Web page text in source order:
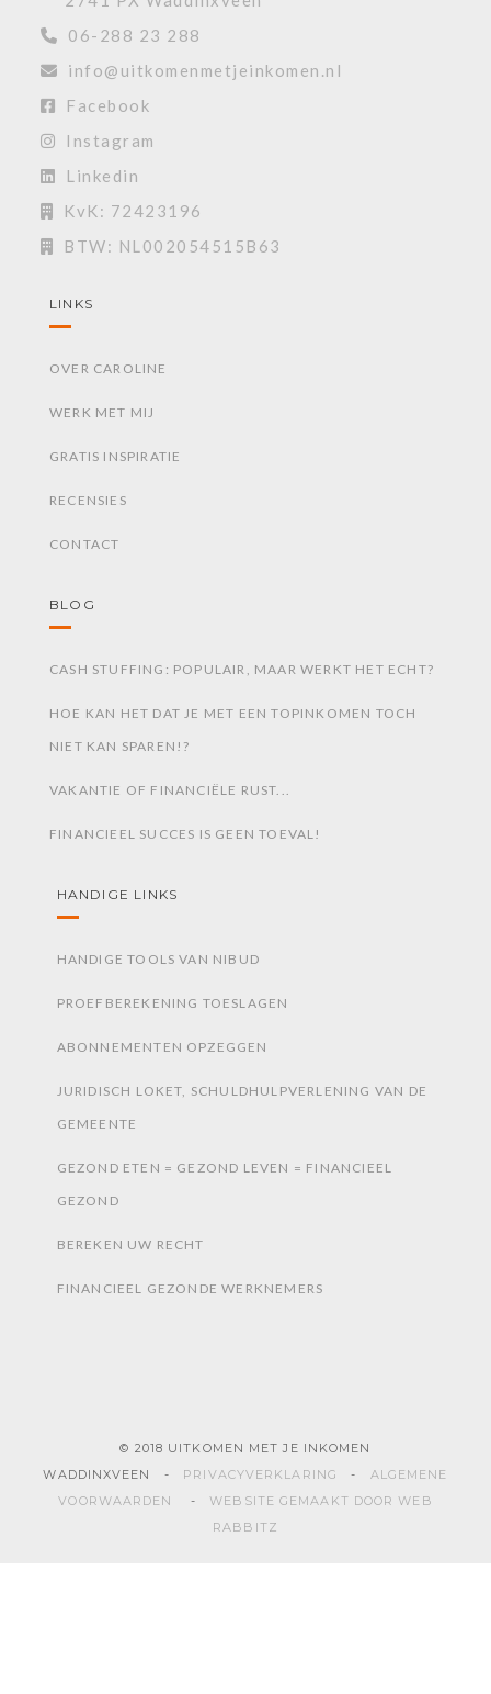
06-288 23 288
info@uitkomenmetjeinkomen.nl
Facebook
Instagram
Linkedin
KvK: 72423196
BTW: NL002054515B63
LINKS
OVER CAROLINE
WERK MET MIJ
GRATIS INSPIRATIE
RECENSIES
CONTACT
BLOG
CASH STUFFING: POPULAIR, MAAR WERKT HET ECHT?
HOE KAN HET DAT JE MET EEN TOPINKOMEN TOCH
NIET KAN SPAREN!?
VAKANTIE OF FINANCIËLE RUST...
FINANCIEEL SUCCES IS GEEN TOEVAL!
HANDIGE LINKS
HANDIGE TOOLS VAN NIBUD
PROEFBEREKENING TOESLAGEN
ABONNEMENTEN OPZEGGEN
JURIDISCH LOKET, SCHULDHULPVERLENING VAN DE
GEMEENTE
GEZOND ETEN = GEZOND LEVEN = FINANCIEEL
GEZOND
BEREKEN UW RECHT
FINANCIEEL GEZONDE WERKNEMERS
© 2018 UITKOMEN MET JE INKOMEN
WADDINXVEEN - PRIVACYVERKLARING - ALGEMENE
VOORWAARDEN
-WEBSITE GEMAAKT DOOR WEB
RABBITZ